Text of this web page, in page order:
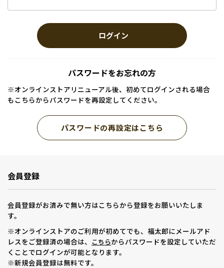
ログイン
パスワードをお忘れの方
※オンラインストアリニューアル後、初めてログインされる場合
もこちらからパスワードを再設定してください。
パスワードの再設定はこちら
会員登録
会員登録がお済みで無い方はこちらから登録をお願いいたしま
す。
※オンラインストアのご利用が初めてでも、福太郎にメールアド
レスをご登録済の場合は、 こちらからパスワードを設定していただ
くことでログインが可能となります。
※新規会員登録は無料です。